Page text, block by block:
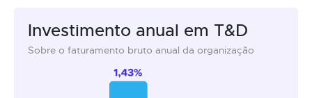
Investimento anual em T&D
Sobre o faturamento bruto anual da organização